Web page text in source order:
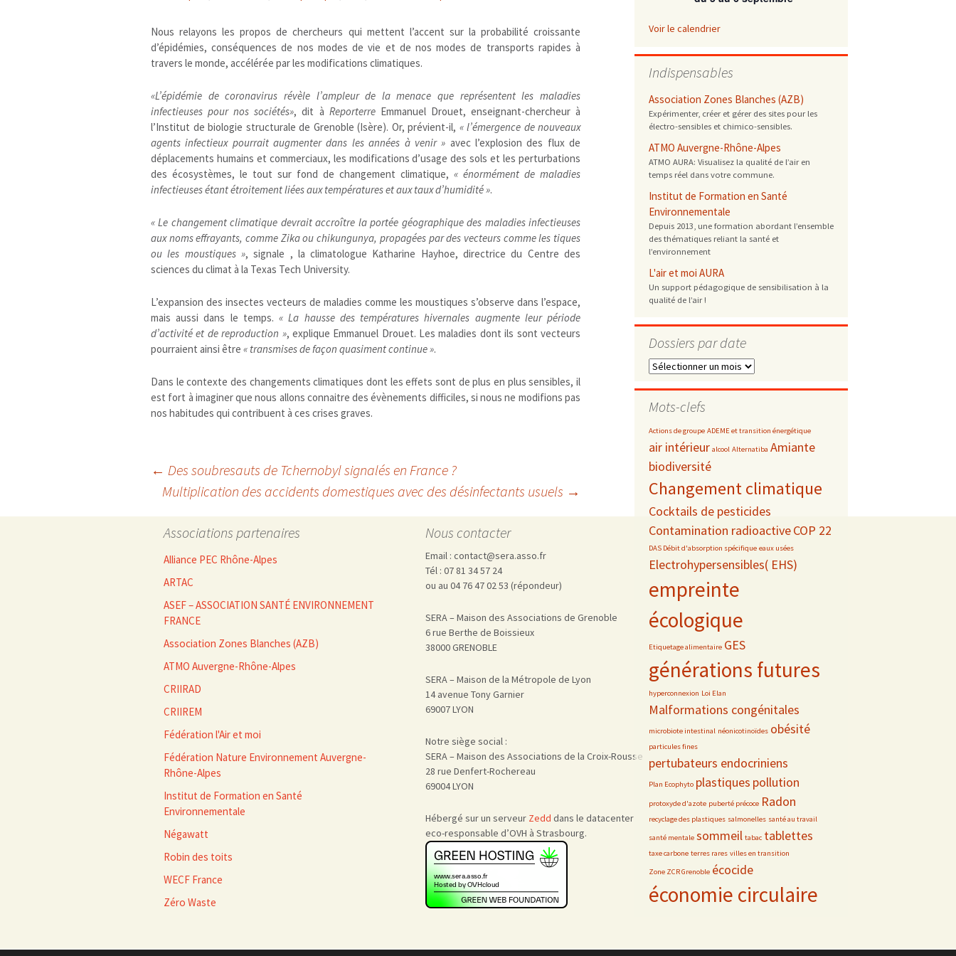
gaspillage alimentaire
modes de conservation et de cuisson
Risques majeurs
Bruit
Changements climatiques
Contaminations chimiques
cancérigène / mutagène / reprotoxique
métaux lourds et autres
perturbateurs endocriniens
Déchets
économie circulaire
recyclage
Décisions politiques et juridiques
européenne
nationale
Eau
superficielles et souterraines
Énergies
fossiles
renouvelables / transition énergétique
Environnement numérique
rapport économique
surveillance sanitaire
Jurisprudence
Logement
Petite enfance
Pharmacovigilance, produits et
dispositifs de santé, vaccins
Population à risque
femmes enceintes / enfants
Rayonnements
ionisants
réglementaire
Sommeil
Technologies
écrans / jeux vidéos
Nous relayons les propos de chercheurs qui mettent l’accent sur la probabilité croissante
d’épidémies, conséquences de nos modes de vie et de nos modes de transports rapides à
travers le monde, accélérée par les modifications climatiques.
«L’épidémie de coronavirus révèle l’ampleur de la menace que représentent les maladies
infectieuses pour nos sociétés», dit à ReporterreEmmanuel Drouet, enseignant-chercheur à
l’Institut de biologie structurale de Grenoble (Isère). Or, prévient-il, « l’émergence de nouveaux
agents infectieux pourrait augmenter dans les années à venir » avec l’explosion des flux de
déplacements humains et commerciaux, les modifications d’usage des sols et les perturbations
des écosystèmes, le tout sur fond de changement climatique, « énormément de maladies
infectieuses étant étroitement liées aux températures et aux taux d’humidité».
« Le changement climatique devrait accroître la portée géographique des maladies infectieuses
aux noms effrayants, comme Zika ou chikungunya, propagées par des vecteurs comme les tiques
ou les moustiques », signale , la climatologue Katharine Hayhoe, directrice du Centre des
sciences du climat à la Texas Tech University.
L’expansion des insectes vecteurs de maladies comme les moustiques s’observe dans l’espace,
mais aussi dans le temps.« La hausse des températures hivernales augmente leur période
d’activité et de reproduction », explique Emmanuel Drouet. Les maladies dont ils sont vecteurs
pourraient ainsi être « transmises de façon quasiment continue».
Dans le contexte des changements climatiques dont les effets sont de plus en plus sensibles, il
est fort à imaginer que nous allons connaitre des évènements difficiles, si nous ne modifions pas
nos habitudes qui contribuent à ces crises graves.
Navigation
des
← Des soubresauts de Tchernobyl signalés en France ?
Multiplication des accidents domestiques avec des désinfectants usuels →
Voir le calendrier
Indispensables
Association Zones Blanches (AZB)
Expérimenter, créer et gérer des sites pour les
électro-sensibles et chimico-sensibles.
ATMO Auvergne-Rhône-Alpes
ATMO AURA: Visualisez la qualité de l’air en
temps réel dans votre commune.
Institut de Formation en Santé
Environnementale
Depuis 2013, une formation abordant l’ensemble
des thématiques reliant la santé et
l’environnement
L'air et moi AURA
Un support pédagogique de sensibilisation à la
qualité de l’air !
Dossiers par date
Dossiers
date
Mots-clefs
Actions de groupe ADEME et transition énergétique
air intérieur alcool Alternatiba Amiante
biodiversité
Changement climatique
Cocktails de pesticides
Contamination radioactiveCOP 22
DAS Débit d'absorption spécifique eaux usées
Electrohypersensibles( EHS)
empreinte
écologique
Etiquetage alimentaire GES
générations futures
hyperconnexion Loi Elan
Malformations congénitales
microbiote intestinal néonicotinoïdes obésité
particules fines
pertubateurs endocriniens
Plan Ecophyto plastiques pollution
protoxyde d'azote puberté précoce Radon
recyclage des plastiques salmonelles santé au travail
santé mentale sommeil tabac tablettes
taxe carbone terres rares villes en transition
Zone ZCR Grenoble écocide
économie circulaire
Associations partenaires
Alliance PEC Rhône-Alpes
ARTAC
ASEF – ASSOCIATION SANTÉ ENVIRONNEMENT
FRANCE
Association Zones Blanches (AZB)
ATMO Auvergne-Rhône-Alpes
CRIIRAD
CRIIREM
Fédération l'Air et moi
Fédération Nature Environnement Auvergne-
Rhône-Alpes
Institut de Formation en Santé
Environnementale
Négawatt
Robin des toits
WECF France
Zéro Waste
Nous contacter
Email : contact@sera.asso.fr
Tél : 07 81 34 57 24
ou au 04 76 47 02 53 (répondeur)
SERA – Maison des Associations de Grenoble
6 rue Berthe de Boissieux
38000 GRENOBLE
SERA – Maison de la Métropole de Lyon
14 avenue Tony Garnier
69007 LYON
Notre siège social :
SERA – Maison des Associations de la Croix-Rousse
28 rue Denfert-Rochereau
69004 LYON
Hébergé sur un serveur Zedd dans le datacenter
eco-responsable d’OVH à Strasbourg.